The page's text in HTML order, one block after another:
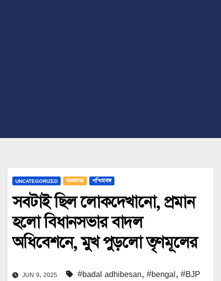
UNCATEGORIZED কলকাতা পশ্চিমবঙ্গ
সবটাই ছিল লোকদেখানো, প্রমান
হলো বিধানসভার বাদল
অধিবেশনে, মুখ পুড়লো তৃণমূলের
JUN 9, 2025 #badal adhibesan, #bengal, #BJP